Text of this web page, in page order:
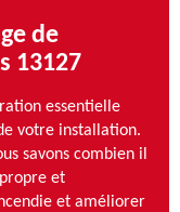
de
13127
essentielle
votre installation.
savons combien il
et
et améliorer